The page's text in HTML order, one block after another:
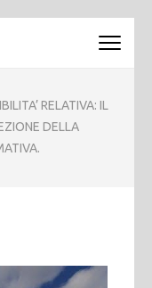
RELATIVA: IL
DELLA